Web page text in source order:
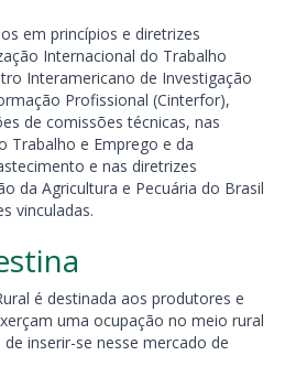
em princípios e diretrizes
Internacional do Trabalho
Interamericano de Investigação
Profissional (Cinterfor),
de comissões técnicas, nas
Trabalho e Emprego e da
e nas diretrizes
da Agricultura e Pecuária do Brasil
vinculadas.
é destinada aos produtores e
uma ocupação no meio rural
inserir-se nesse mercado de